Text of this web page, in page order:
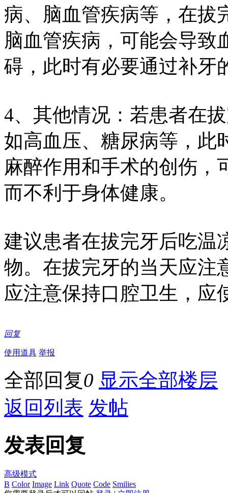
病、脑血管疾病等，在拔
脑血管疾病，可能会导致
碍，此时有必要通过补牙
4、其他情况：若患者在
如高血压、糖尿病等，此
麻醉作用和手术的创伤，
而不利于身体健康。
建议患者在拔完牙后吃温
物。在拔完牙的当天应注
应注意保持口腔卫生，应
回复
使用道具 举报
全部回复0 显示全部楼层
返回列表 发帖
发表回复
高级模式
B Color Image Link Quote Code Smilies